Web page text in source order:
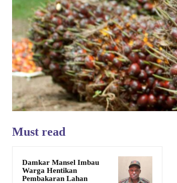
Must read
Damkar Mansel Imbau
Warga Hentikan
Pembakaran Lahan